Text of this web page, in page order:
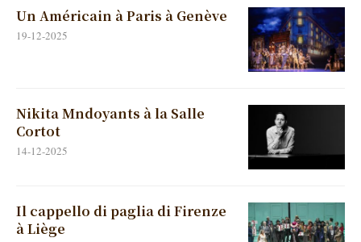
Un Américain à Paris à Genève
19-12-2025
Nikita Mndoyants à la Salle
Cortot
14-12-2025
Il cappello di paglia di Firenze
à Liège